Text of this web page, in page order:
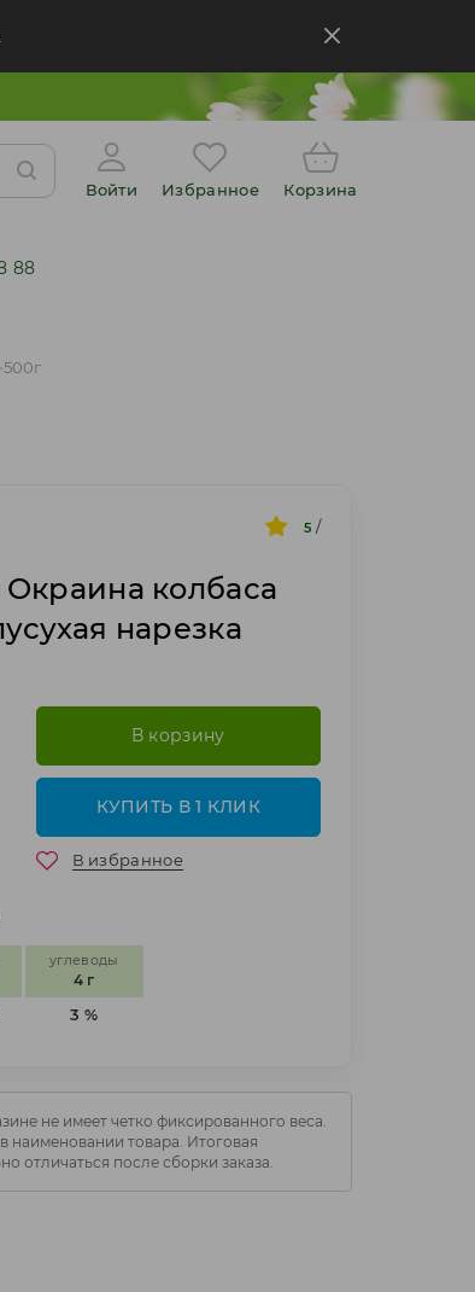
Войти Избранное Корзина
88
5 /
колбаса
нарезка
В корзину
КУПИТЬ В 1 КЛИК
В избранное
углеводы
4 г
3 %
не имеет четко фиксированного веса.
наименовании товара. Итоговая
отличаться после сборки заказа.